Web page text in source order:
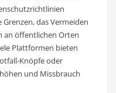
das Vermeiden
an öffentlichen Orten
Plattformen bieten
Knöpfe oder
und Missbrauch